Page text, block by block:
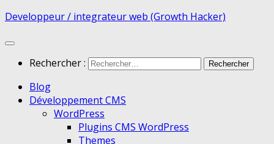
Developpeur / integrateur web (Growth Hacker)
Rechercher :
Blog
Développement CMS
WordPress
Plugins CMS WordPress
Themes